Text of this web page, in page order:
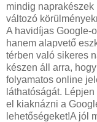
mindig
változó
A havidíjas Google-
hanem alapvető
térben való sikeres
készen áll arra,
folyamatos online
láthatóságát.
el kiaknázni a
lehetőségeket!A jól